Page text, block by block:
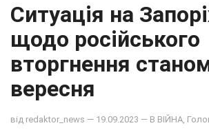
Ситуація на
щодо російського
вторгнення
вересня
від redaktor_news — 19.09.2023 — В ВІЙНА